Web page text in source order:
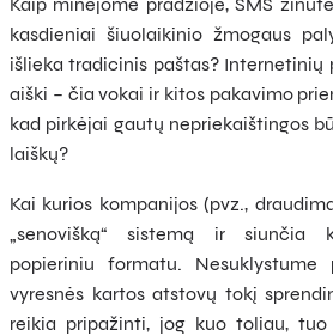
Kaip minėjome pradžioje, SMS
kasdieniai šiuolaikinio žmogaus
išlieka tradicinis paštas? Internetinių
aiški – čia vokai ir kitos pakavimo
kad pirkėjai gautų nepriekaištingos
laiškų?
Kai kurios kompanijos (pvz.,
„senovišką“ sistemą ir siunčia
popieriniu formatu. Nesuklystume
vyresnės kartos atstovų tokį
reikia pripažinti, jog kuo toliau,